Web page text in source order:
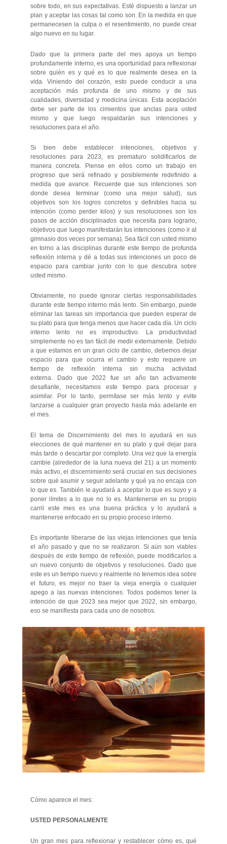
sobre todo, en sus expectativas. Esté dispuesto a lanzar un
plan y aceptar las cosas tal como son. En la medida en que
permanecesen la culpa o el resentimiento, no puede crear
algo nuevo en su lugar.
Dado que la primera parte del mes apoya un tiempo
profundamente interno, es una oportunidad para reflexionar
sobre quién es y qué es lo que realmente desea en la
vida. Viniendo del corazón, esto puede conducir a una
aceptación más profunda de uno mismo y de sus
cualidades, diversidad y medicina únicas. Esta aceptación
debe ser parte de los cimientos que anclas para usted
mismo y que luego respaldarán sus intenciones y
resoluciones para el año.
Si bien debe establecer intenciones, objetivos y
resoluciones para 2023, es prematuro solidificarlos de
manera concreta. Piense en ellos como un trabajo en
progreso que será refinado y posiblemente redefinido a
medida que avance. Recuerde que sus intenciones son
donde desea terminar (como una mejor salud), sus
objetivos son los logros concretos y definibles hacia su
intención (como perder kilos) y sus resoluciones son los
pasos de acción disciplinados que necesita para lograrlo,
objetivos que luego manifestarán tus intenciones (como ir al
gimnasio dos veces por semana). Sea fácil con usted mismo
en torno a las disciplinas durante este tiempo de profunda
reflexión interna y dé a todas sus intenciones un poco de
espacio para cambiar junto con lo que descubra sobre
usted mismo.
Obviamente, no puede ignorar ciertas responsabilidades
durante este tiempo interno más lento. Sin embargo, puede
eliminar las tareas sin importancia que pueden esperar de
su plato para que tenga menos que hacer cada día. Un ciclo
interno lento no es improductivo. La productividad
simplemente no es tan fácil de medir externamente. Debido
a que estamos en un gran ciclo de cambio, debemos dejar
espacio para que ocurra el cambio y esto requiere un
tiempo de reflexión interna sin mucha actividad
externa. Dado que 2022 fue un año tan activamente
desafiante, necesitamos este tiempo para procesar y
asimilar. Por lo tanto, permítase ser más lento y evite
lanzarse a cualquier gran proyecto hasta más adelante en
el mes.
El tema de Discernimiento del mes lo ayudará en sus
elecciones de qué mantener en su plato y qué dejar para
más tarde o descartar por completo. Una vez que la energía
cambie (alrededor de la luna nueva del 21) a un momento
más activo, el discernimiento será crucial en sus decisiones
sobre qué asumir y seguir adelante y qué ya no encaja con
lo que es. También le ayudará a aceptar lo que es suyo y a
poner límites a lo que no lo es. Mantenerse en su propio
carril este mes es una buena práctica y lo ayudará a
mantenerse enfocado en su propio proceso interno.
Es importante liberarse de las viejas intenciones que tenía
el año pasado y que no se realizaron. Si aún son viables
después de este tiempo de reflexión, puede modificarlos a
un nuevo conjunto de objetivos y resoluciones. Dado que
este es un tiempo nuevo y realmente no tenemos idea sobre
el futuro, es mejor no traer la vieja energía o cualquier
apego a las nuevas intenciones. Todos podemos tener la
intención de que 2023 sea mejor que 2022, sin embargo,
eso se manifiesta para cada uno de nosotros.
Cómo aparece el mes:
USTED PERSONALMENTE
Un gran mes para reflexionar y restablecer cómo es, qué